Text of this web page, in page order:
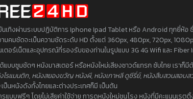
นเทิงผ่านระบบปฏิบัติการ Iphone Ipad Tablet หรือ Android ทุกยี่ห้อ
มชัดจะเป็นความชัดระดับ HD ตั้งแต่ 360px, 480px, 720px,
ตอร์เน็ตและอุปกรณ์ที่รองรับของท่านในรูปแบบ 3G 4G Wifi และ Fiber
แบบซูมชัดๆ หนังมาสเตอร์ หรือหนังใหม่เสียงซาวด์แทรก ซับไทย เราก็มี
โรแมนติก, หนังสยองขวัญ หนังผี, หนังเกาหลี ดูซีรี่ย์,หนังสืบสวนสอบส
เป็นหนังดังทั้งไทยและต่างประเทศก็มี เป็นต้น
บบฟรีๆ โดยไม่เสียค่าใช้จ่าย การดูหนังใหม่ชนโรง หนังที่มีคะแนนเร